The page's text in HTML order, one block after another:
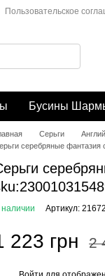
Пользовательское
Бусины
Серьги
серебряные фантазия
наличии Артикул:
223 грн 2